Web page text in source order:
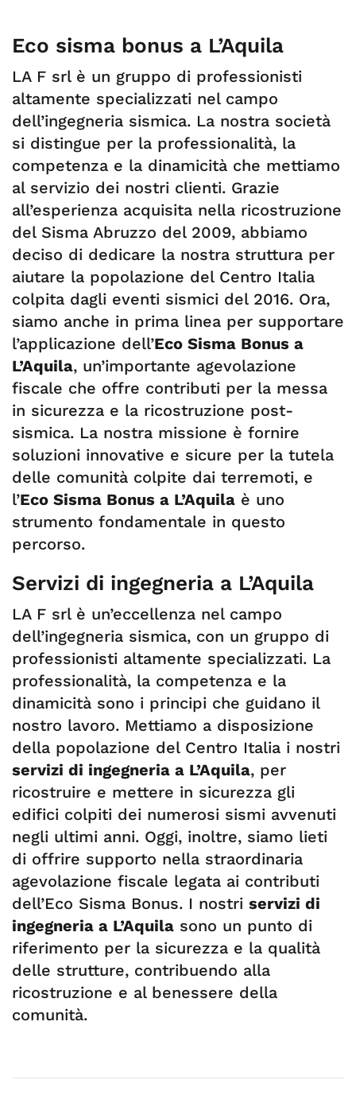
Eco sisma bonus a L’Aquila
LA F srl è un gruppo di professionisti
altamente specializzati nel campo
dell’ingegneria sismica. La nostra società
si distingue per la professionalità, la
competenza e la dinamicità che mettiamo
al servizio dei nostri clienti. Grazie
all’esperienza acquisita nella ricostruzione
del Sisma Abruzzo del 2009, abbiamo
deciso di dedicare la nostra struttura per
aiutare la popolazione del Centro Italia
colpita dagli eventi sismici del 2016. Ora,
siamo anche in prima linea per supportare
l’applicazione dell’Eco Sisma Bonus a
L’Aquila, un’importante agevolazione
fiscale che offre contributi per la messa
in sicurezza e la ricostruzione post-
sismica. La nostra missione è fornire
soluzioni innovative e sicure per la tutela
delle comunità colpite dai terremoti, e
l’Eco Sisma Bonus a L’Aquila è uno
strumento fondamentale in questo
percorso.
Servizi di ingegneria a L’Aquila
LA F srl è un’eccellenza nel campo
dell’ingegneria sismica, con un gruppo di
professionisti altamente specializzati. La
professionalità, la competenza e la
dinamicità sono i principi che guidano il
nostro lavoro. Mettiamo a disposizione
della popolazione del Centro Italia i nostri
servizi di ingegneria a L’Aquila, per
ricostruire e mettere in sicurezza gli
edifici colpiti dei numerosi sismi avvenuti
negli ultimi anni. Oggi, inoltre, siamo lieti
di offrire supporto nella straordinaria
agevolazione fiscale legata ai contributi
dell’Eco Sisma Bonus. I nostri servizi di
ingegneria a L’Aquila sono un punto di
riferimento per la sicurezza e la qualità
delle strutture, contribuendo alla
ricostruzione e al benessere della
comunità.